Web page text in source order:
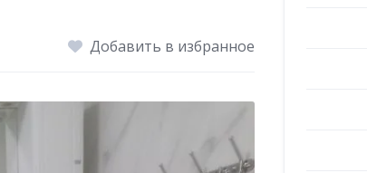
Добавить в избранное